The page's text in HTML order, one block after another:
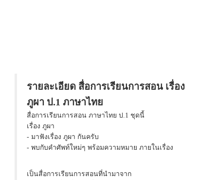
รายละเอียด สื่อการเรียนการสอน เรื่อง
ภูผา ป.1 ภาษาไทย
สื่อการเรียนการสอน ภาษาไทย ป.1 ชุดนี้
เรื่อง ภูผา
- มาฟังเรื่อง ภูผา กันครับ
- พบกับคำศัพท์ใหม่ๆ พร้อมความหมาย ภายในเรื่อง
เป็นสื่อการเรียนการสอนที่นำมาจาก